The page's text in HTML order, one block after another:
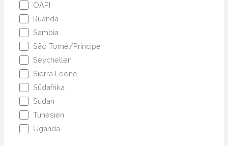
OAPI
Ruanda
Sambia
São Tomé/Príncipe
Seychellen
Sierra Leone
Südafrika
Sudan
Tunesien
Uganda